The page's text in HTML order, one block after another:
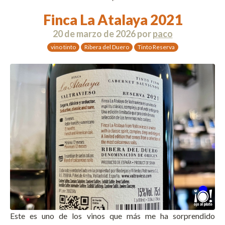
Finca La Atalaya 2021
20 de marzo de 2026porpaco
vino tinto Ribera del Duero Tinto Reserva
Este es uno de los vinos que más me ha sorprendido